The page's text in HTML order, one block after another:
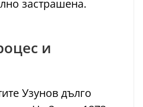
застрашена.
и
Узунов дълго